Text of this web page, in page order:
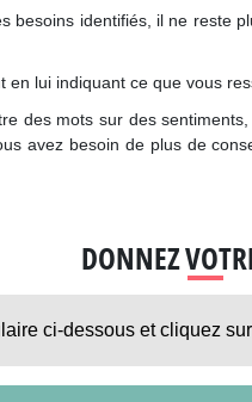
identifiés, il ne reste
lui indiquant ce que vous
des mots sur des
avez besoin de plus de
DONNEZ
ci-dessous et cliquez